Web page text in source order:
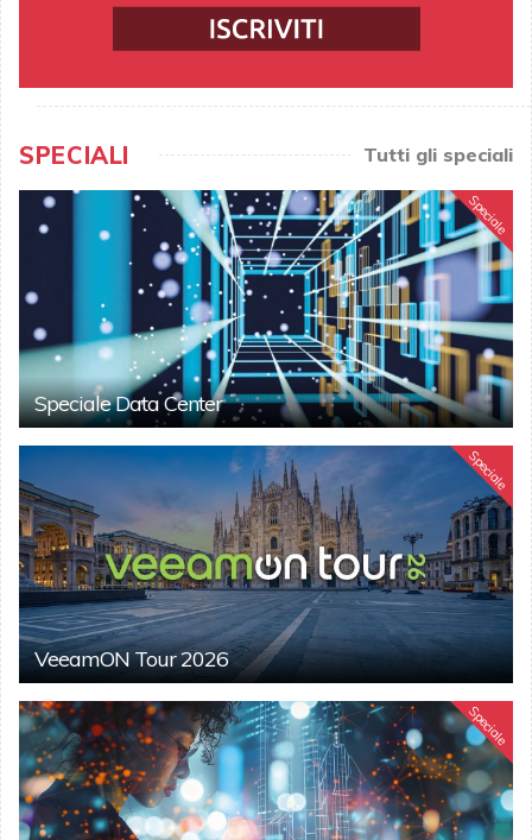
SPECIALI Tutti gli speciali
Speciale
Speciale Data Center
Speciale
VeeamON Tour 2026
Speciale